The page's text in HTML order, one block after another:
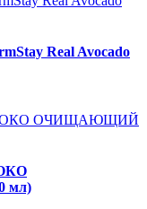
Real Avocado
мл)